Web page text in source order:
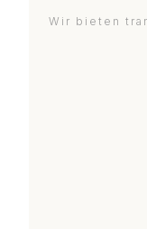
Wir bieten